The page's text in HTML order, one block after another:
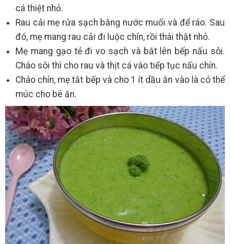
cá thiệt nhỏ.
Rau cải mẹ rửa sạch bằng nước muối và để ráo. Sau
đó, mẹ mang rau cải đi luộc chín, rồi thái thật nhỏ.
Mẹ mang gạo tẻ đi vo sạch và bắt lên bếp nấu sôi.
Cháo sôi thì cho rau và thịt cá vào tiếp tục nấu chín.
Cháo chín, mẹ tắt bếp và cho 1 ít dầu ăn vào là có thể
múc cho bé ăn.